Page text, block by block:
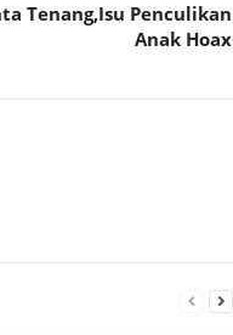
Tenang,Isu Penculikan
Anak Hoax